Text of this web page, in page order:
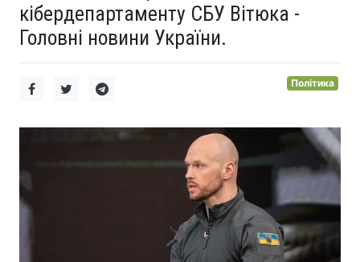
кібердепартаменту СБУ Вітюка -
Головні новини України.
Політика